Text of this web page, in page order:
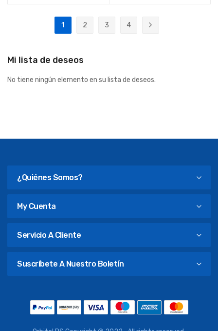
Página
Actualmente estás leyendo página
1
2
3
4
Mi lista de deseos
No tiene ningún elemento en su lista de deseos.
¿Quiénes Somos?
My Cuenta
Servicio A Cliente
Suscríbete A Nuestro Boletín